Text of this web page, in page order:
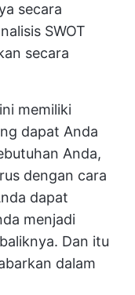
secara
SWOT
secara
memiliki
dapat Anda
Anda,
dengan cara
dapat
menjadi
Dan itu
dalam